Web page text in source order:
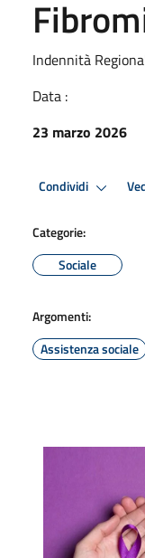
Indennità
Data :
23 marzo 2026
Condividi
Categorie:
Sociale
Argomenti:
Assistenza sociale